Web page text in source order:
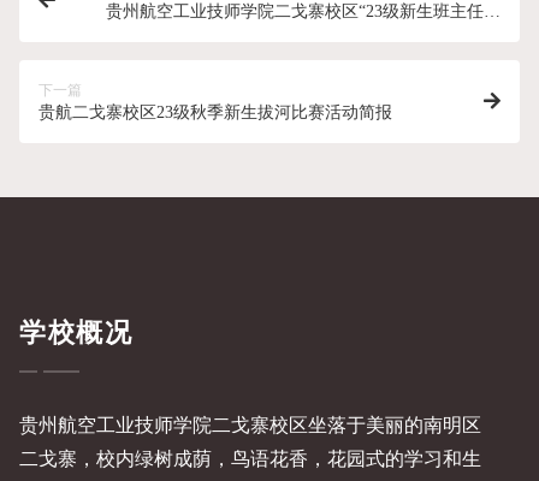
贵州航空工业技师学院二戈寨校区“23级新生班主任培
下一篇
贵航二戈寨校区23级秋季新生拔河比赛活动简报
学校概况
贵州航空工业技师学院二戈寨校区坐落于美丽的南明区
二戈寨，校内绿树成荫，鸟语花香，花园式的学习和生